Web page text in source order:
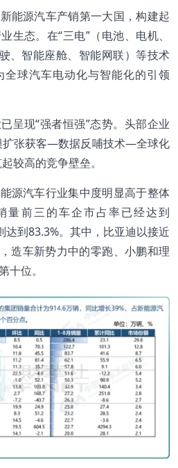
能源汽车产销第一大国，构建起
生态。在“三电”（电池、电机、
、智能座舱、智能网联）等技术
球汽车电动化与智能化的引领
呈现“强者恒强”态势。头部企业
张获客—数据反哺技术—全球化
较高的竞争壁垒。
源汽车行业集中度明显高于整体
量前三的车企市占率已经达到
达到83.3%。其中，比亚迪以接近
造车新势力中的零跑、小鹏和理
十位。